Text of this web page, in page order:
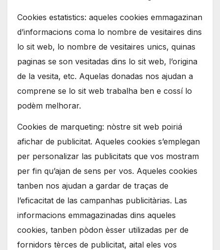
Cookies estatistics: aqueles cookies emmagazinan
d’informacions coma lo nombre de vesitaires dins
lo sit web, lo nombre de vesitaires unics, quinas
paginas se son vesitadas dins lo sit web, l’origina
de la vesita, etc. Aquelas donadas nos ajudan a
comprene se lo sit web trabalha ben e cossí lo
podèm melhorar.
Cookies de marqueting: nòstre sit web poiriá
afichar de publicitat. Aqueles cookies s’emplegan
per personalizar las publicitats que vos mostram
per fin qu’ajan de sens per vos. Aqueles cookies
tanben nos ajudan a gardar de traças de
l’eficacitat de las campanhas publicitàrias. Las
informacions emmagazinadas dins aqueles
cookies, tanben pòdon èsser utilizadas per de
fornidors tèrces de publicitat, aital eles vos